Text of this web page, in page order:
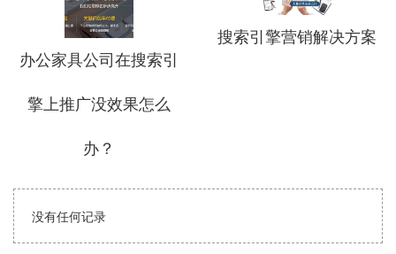
办公家具公司在搜索引
擎上推广没效果怎么
办？
搜索引擎营销解决方案
没有任何记录